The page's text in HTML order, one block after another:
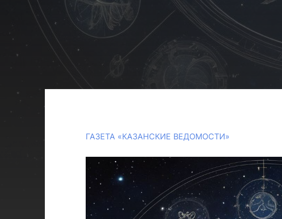
ГАЗЕТА «КАЗАНСКИЕ ВЕДОМОСТИ»